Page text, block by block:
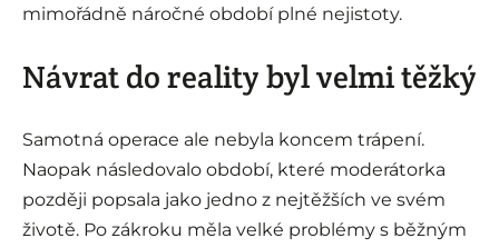
mimořádně náročné období plné nejistoty.
Návrat do reality byl velmi těžký
Samotná operace ale nebyla koncem trápení.
Naopak následovalo období, které moderátorka
později popsala jako jedno z nejtěžších ve svém
životě. Po zákroku měla velké problémy s běžným